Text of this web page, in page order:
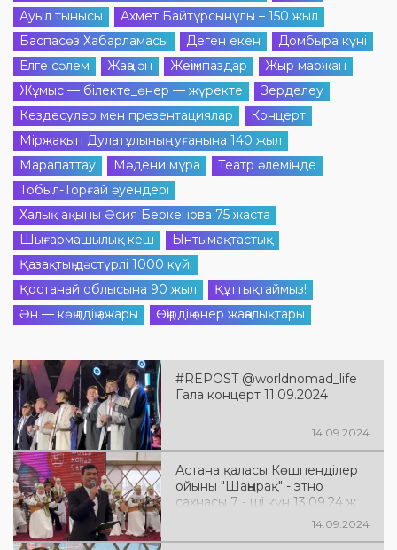
Ауыл тынысы
Ахмет Байтұрсынұлы – 150 жыл
Баспасөз Хабарламасы
Деген екен
Домбыра күні
Елге сәлем
Жаңа ән Жеңімпаздар
Жыр маржан
Жұмыс — білекте_өнер — жүректе
Зерделеу
Кездесулер мен презентациялар
Концерт
Міржақып Дулатұлының туғанына 140 жыл
Марапаттау
Мәдени мұра
Театр әлемінде
Тобыл-Торғай әуендері
Халық ақыны Әсия Беркенова 75 жаста
Шығармашылық кеш
Ынтымақтастық
Қазақтың дәстүрлі 1000 күйі
Қостанай облысына 90 жыл
Құттықтаймыз!
Ән — көңілдің ажары
Өңірдің өнер жаңалықтары
#REPOST @worldnomad_life
Гала концерт 11.09.2024
14.09.2024
Астана қаласы Көшпенділер
ойыны "Шаңырақ" - этно
сахнасы 7 - ші күн 13.09.24 ж
14.09.2024